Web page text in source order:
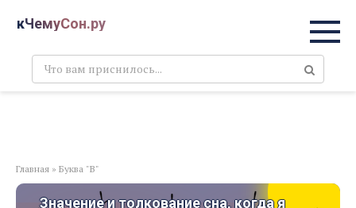
кЧемуСон.ру
Поиск:
Главная » Буква "В"
Значение и толкование сна, когда я